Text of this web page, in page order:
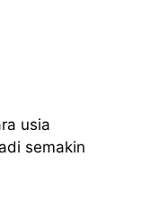
usia
semakin